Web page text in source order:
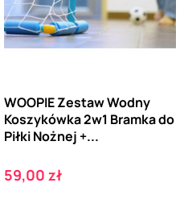
WOOPIE Zestaw Wodny
Koszykówka 2w1 Bramka do
Piłki Nożnej +...
Cena
59,00 zł